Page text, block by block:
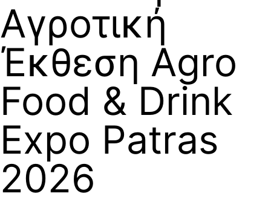
Αγροτική
Έκθεση Agro
Food & Drink
Expo Patras
2026